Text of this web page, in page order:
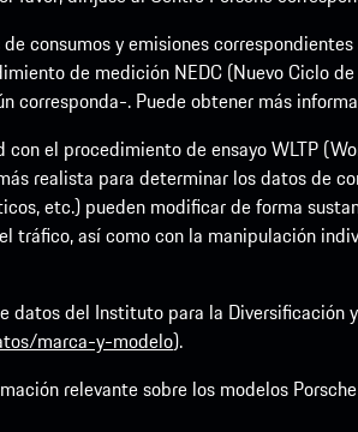
consumos y emisiones
de medición NEDC (Nuevo
corresponda-. Puede obtener más
el procedimiento de ensayo WLTP
realista para determinar los datos de
etc.) pueden modificar de forma
tráfico, así como con la manipulación
datos del Instituto para la
marca-y-modelo).
relevante sobre los modelos